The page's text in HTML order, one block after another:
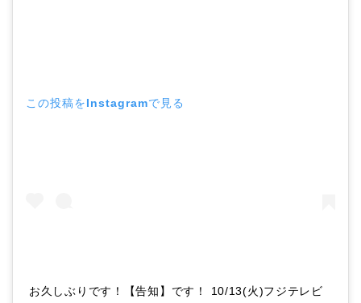
この投稿をInstagramで見る
お久しぶりです！【告知】です！ 10/13(火)フジテレビ